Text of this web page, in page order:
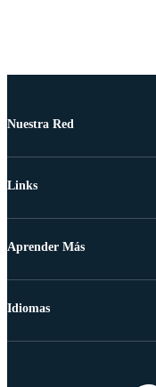
Nuestra Red
Links
Aprender Más
Idiomas